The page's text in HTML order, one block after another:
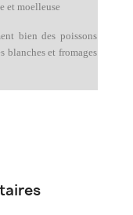
et moelleuse
bien des poissons
blanches et fromages